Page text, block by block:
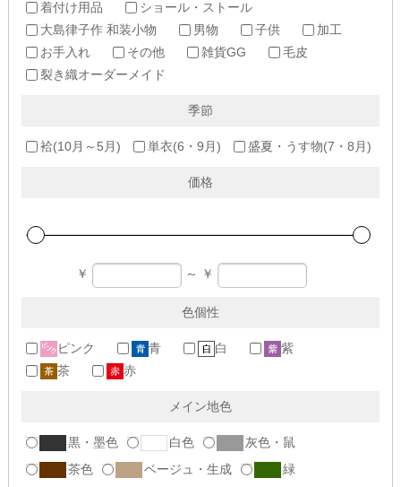
着付け用品
ショール・ストール
大島律子作 和装小物
男物 子供
加工
お手入れ
その他 雑貨GG
毛皮
裂き織オーダーメイド
季節
袷(10月～5月) 単衣(6・9月) 盛夏・うす物(7・8月)
価格
￥ ～ ￥
色個性
ピンク 青 白
紫
茶
赤
メイン地色
黒・墨色 白色
灰色・鼠
茶色
ベージュ・生成
緑